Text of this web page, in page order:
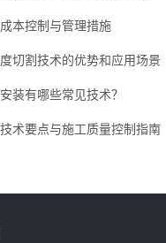
本控制与管理措施
切割技术的优势和应用场景
装有哪些常见技术？
术要点与施工质量控制指南